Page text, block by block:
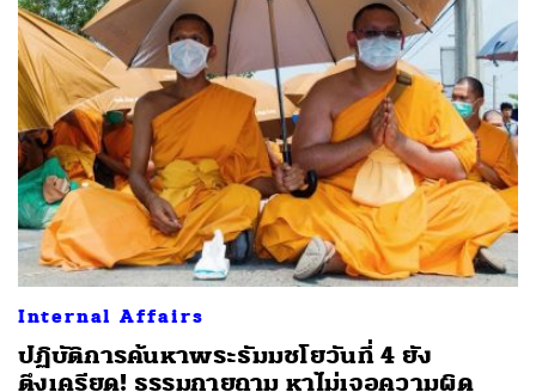
Internal Affairs
ปฏิบัติการค้นหาพระธัมมชโยวันที่ 4 ยัง
ตึงเครียด! ธรรมกายถาม หาไม่เจอความผิด